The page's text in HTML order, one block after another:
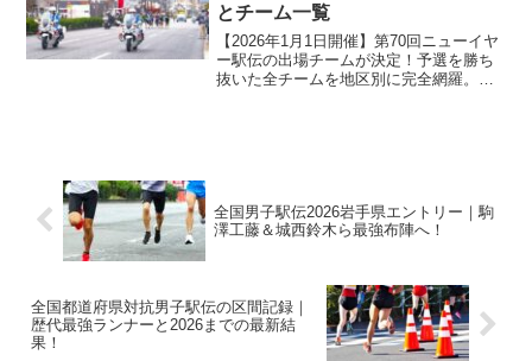
とチーム一覧
【2026年1月1日開催】第70回ニューイヤ
ー駅伝の出場チームが決定！予選を勝ち
抜いた全チームを地区別に完全網羅。前
全国男子駅伝2026岩手県エントリー｜駒
澤工藤＆城西鈴木ら最強布陣へ！
全国都道府県対抗男子駅伝の区間記録｜
歴代最強ランナーと2026までの最新結
果！